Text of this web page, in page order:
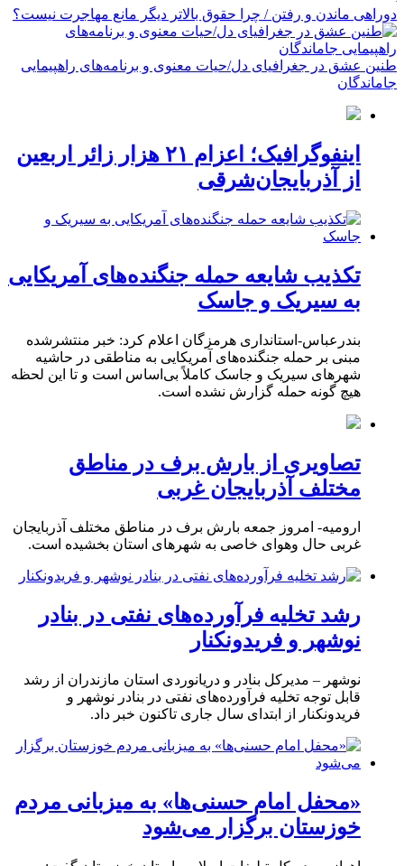
دوراهی ماندن و رفتن / چرا حقوق بالاتر دیگر مانع مهاجرت نیست؟
طنین عشق در جغرافیای دل/حیات معنوی و برنامه‌های راهپیمایی
جاماندگان
اینفوگرافیک؛ اعزام ۲۱ هزار زائر اربعین
از آذربایجان‌شرقی
تکذیب شایعه حمله جنگنده‌های آمریکایی
به سیریک و جاسک
بندرعباس-استانداری هرمزگان اعلام کرد: خبر منتشرشده
مبنی بر حمله جنگنده‌های آمریکایی به مناطقی در حاشیه
شهرهای سیریک و جاسک کاملاً بی‌اساس است و تا این لحظه
هیچ گونه حمله گزارش نشده است.
تصاویری از بارش برف در مناطق
مختلف آذربایجان غربی
ارومیه- امروز جمعه بارش برف در مناطق مختلف آذربایجان
غربی حال وهوای خاصی به شهرهای استان بخشیده است.
رشد تخلیه فرآورده‌های نفتی در بنادر
نوشهر و فریدونکنار
نوشهر – مدیرکل بنادر و دریانوردی استان مازندران از رشد
قابل توجه تخلیه فرآورده‌های نفتی در بنادر نوشهر و
فریدونکنار از ابتدای سال جاری تاکنون خبر داد.
«محفل امام حسنی‌ها» به میزبانی مردم
خوزستان برگزار می‌شود